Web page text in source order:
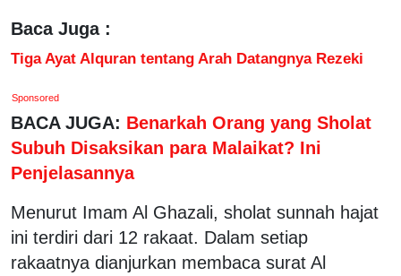
Baca Juga :
Tiga Ayat Alquran tentang Arah Datangnya Rezeki
Sponsored
BACA JUGA: Benarkah Orang yang Sholat
Subuh Disaksikan para Malaikat? Ini
Penjelasannya
Menurut Imam Al Ghazali, sholat sunnah hajat
ini terdiri dari 12 rakaat. Dalam setiap
rakaatnya dianjurkan membaca surat Al